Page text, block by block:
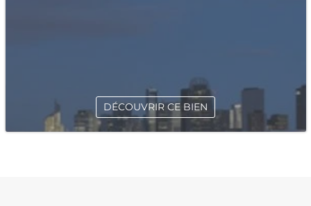
DÉCOUVRIR CE BIEN